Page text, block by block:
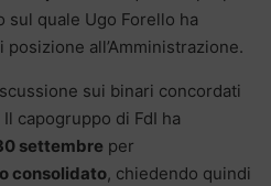
sul quale Ugo Forello ha
all’Amministrazione.
sui binari concordati
Il capogruppo di FdI ha
settembre per
consolidato, chiedendo quindi